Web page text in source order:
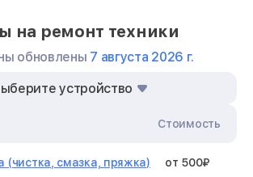
на ремонт техники
обновлены 7 августа 2026 г.
устройство
Стоимость
(чистка, смазка, пряжка) от 500₽